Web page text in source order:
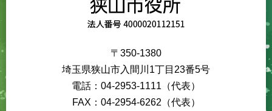
〒350-1380
埼玉県狭山市入間川1丁目23番5号
電話：04-2953-1111（代表）
FAX：04-2954-6262（代表）